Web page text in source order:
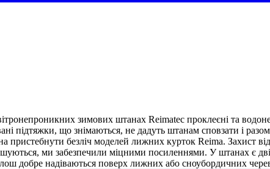
зимових штанах Reimatec проклеєні та
підтяжки, що знімаються, не дадуть штанам сповзати і
безліч моделей лижних курток Reima. Захист від
ми забезпечили міцними посиленнями. У штанах є
добре надіваються поверх лижних або сноубордичних